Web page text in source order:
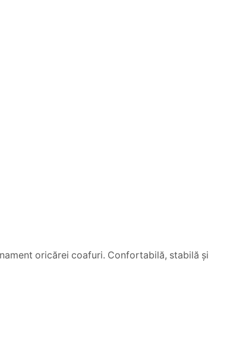
oricărei coafuri. Confortabilă, stabilă și